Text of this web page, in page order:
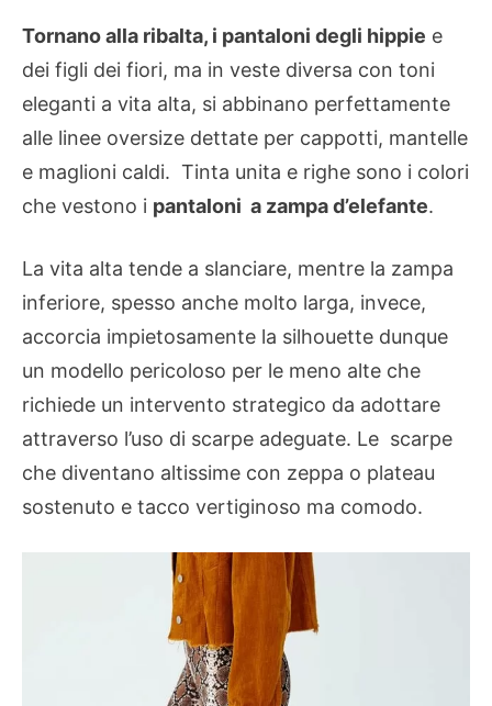
Tornano alla ribalta, i pantaloni degli hippie e
dei figli dei fiori, ma in veste diversa con toni
eleganti a vita alta, si abbinano perfettamente
alle linee oversize dettate per cappotti, mantelle
e maglioni caldi. Tinta unita e righe sono i colori
che vestono i pantaloni a zampa d’elefante.
La vita alta tende a slanciare, mentre la zampa
inferiore, spesso anche molto larga, invece,
accorcia impietosamente la silhouette dunque
un modello pericoloso per le meno alte che
richiede un intervento strategico da adottare
attraverso l’uso di scarpe adeguate. Le scarpe
che diventano altissime con zeppa o plateau
sostenuto e tacco vertiginoso ma comodo.